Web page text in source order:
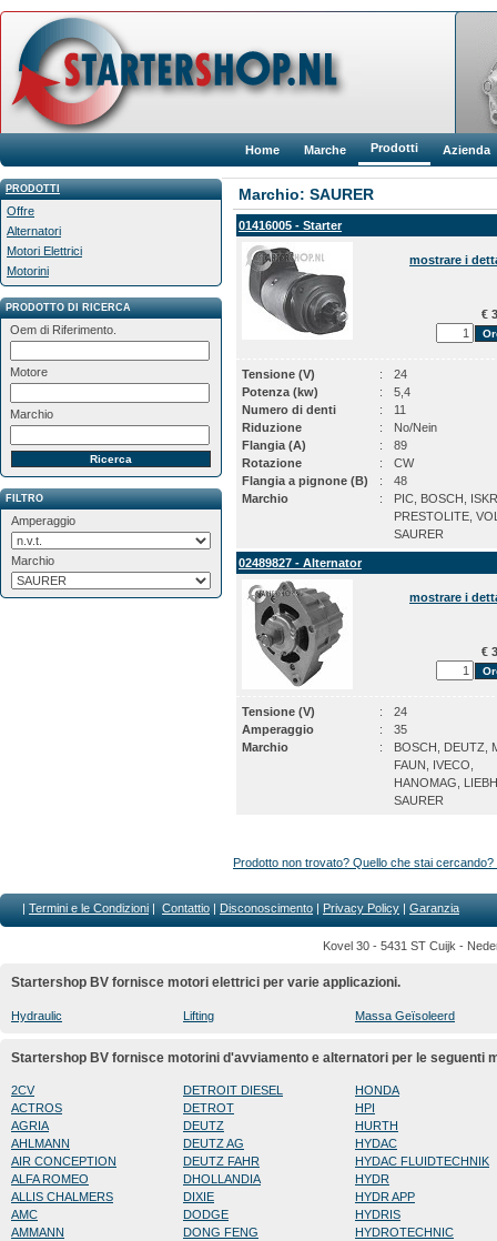
Home Marche Prodotti Azienda
PRODOTTI
Offre
Alternatori
Motori Elettrici
Motorini
PRODOTTO DI RICERCA
Oem di Riferimento.
Motore
Marchio
FILTRO
Amperaggio
Marchio
Marchio: SAURER
01416005 - Starter
mostrare i
€
Tensione (V) :
24
Potenza (kw)
:
5,4
Numero di denti
:
11
Riduzione
:
No/Nein
Flangia (A)
:
89
Rotazione
:
CW
Flangia a pignone (B)
:
48
Marchio
:
PIC, BOSCH,
PRESTOLITE,
SAURER
02489827 - Alternator
mostrare i
€
Tensione (V) :
24
Amperaggio
:
35
Marchio
:
BOSCH, DEUTZ,
FAUN, IVECO,
HANOMAG,
SAURER
Prodotto non trovato? Quello che stai
| Termini e le Condizioni | Contattio | Disconoscimento | Privacy Policy | Garanzia
Kovel 30 - 5431 ST Cuijk -
Startershop BV fornisce motori elettrici per varie applicazioni.
Hydraulic Lifting Massa Geïsoleerd
Startershop BV fornisce motorini d'avviamento e alternatori per le seguenti
2CV
ACTROS
AGRIA
AHLMANN
AIR CONCEPTION
ALFA ROMEO
ALLIS CHALMERS
AMC
AMMANN
DETROIT DIESEL
DETROT
DEUTZ
DEUTZ AG
DEUTZ FAHR
DHOLLANDIA
DIXIE
DODGE
DONG FENG
HONDA
HPI
HURTH
HYDAC
HYDAC FLUIDTECHNIK
HYDR
HYDR APP
HYDRIS
HYDROTECHNIC